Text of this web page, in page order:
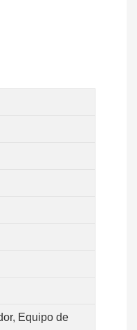
Equipo de